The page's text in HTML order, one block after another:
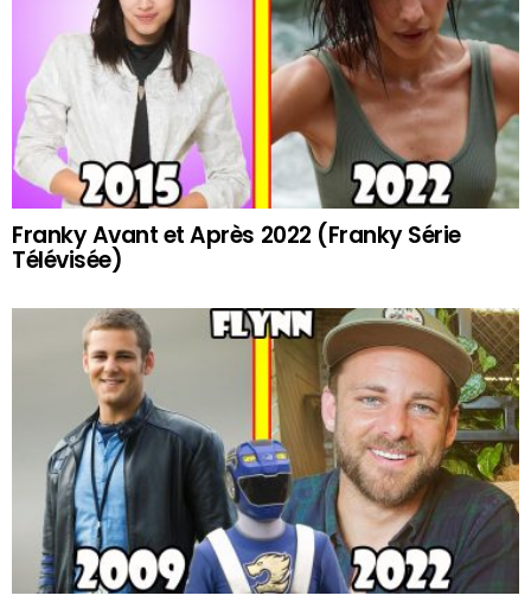
Franky Avant et Après 2022 (Franky Série
Télévisée)